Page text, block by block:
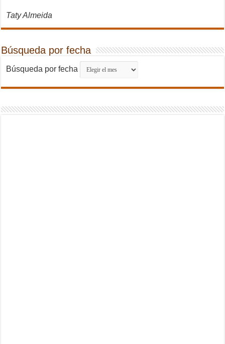
Taty Almeida
Búsqueda por fecha
Búsqueda por fecha